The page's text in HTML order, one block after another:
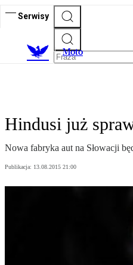
Serwisy
Moto
Hindusi już
Nowa fabryka aut na Słowacji
Publikacja: 13.08.2015 21:00